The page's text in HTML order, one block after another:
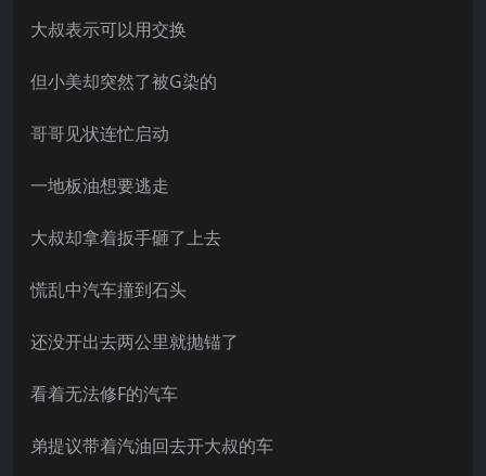
大叔表示可以用交换
但小美却突然了被G染的
哥哥见状连忙启动
一地板油想要逃走
大叔却拿着扳手砸了上去
慌乱中汽车撞到石头
还没开出去两公里就抛锚了
看着无法修F的汽车
弟提议带着汽油回去开大叔的车